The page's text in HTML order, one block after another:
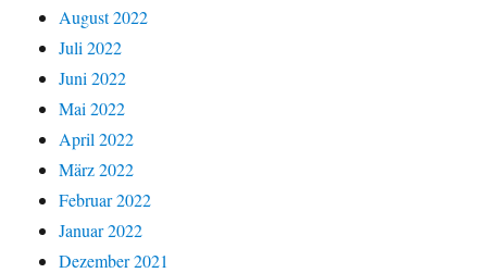
August 2022
Juli 2022
Juni 2022
Mai 2022
April 2022
März 2022
Februar 2022
Januar 2022
Dezember 2021